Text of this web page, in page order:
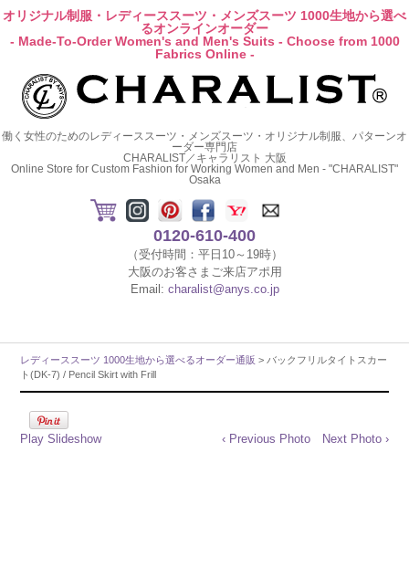
オリジナル制服・レディーススーツ・メンズスーツ 1000生地から選べ
るオンラインオーダー
- Made-To-Order Women's and Men's Suits - Choose from 1000
Fabrics Online -
働く女性のためのレディーススーツ・メンズスーツ・オリジナル制服、パターンオ
ーダー専門店
CHARALIST／キャラリスト 大阪
Online Store for Custom Fashion for Working Women and Men - "CHARALIST"
Osaka
0120-610-400
（受付時間：平日10～19時）
大阪のお客さまご来店アポ用
Email: charalist@anys.co.jp
レディーススーツ 1000生地から選べるオーダー通販 > バックフリルタイトスカー
ト(DK-7) / Pencil Skirt with Frill
Play Slideshow ‹ Previous Photo Next Photo ›